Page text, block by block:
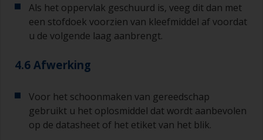
Als het oppervlak geschuurd is, veeg dit dan met
een stofdoek voorzien van kleefmiddel af voordat
u de volgende laag aanbrengt.
4.6 Afwerking
Voor het schoonmaken van gereedschap
gebruikt u het oplosmiddel dat wordt aanbevolen
op de datasheet of het etiket van het blik.